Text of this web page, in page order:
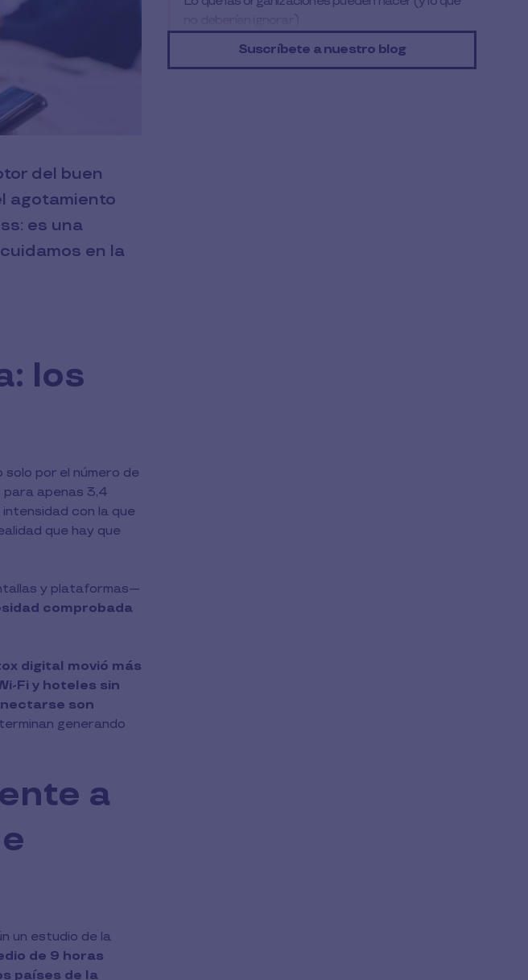
del buen
agotamiento
es una
en la
los
por el número de
para apenas 3,4
con la que
que hay que
y plataformas—
comprobada
digital movió más
Fi y hoteles sin
son
generando
a
un estudio de la
de 9 horas
países de la
Cinco microhábitos de detox que puedes
empezar esta semana
Suscríbete a nuestro blog